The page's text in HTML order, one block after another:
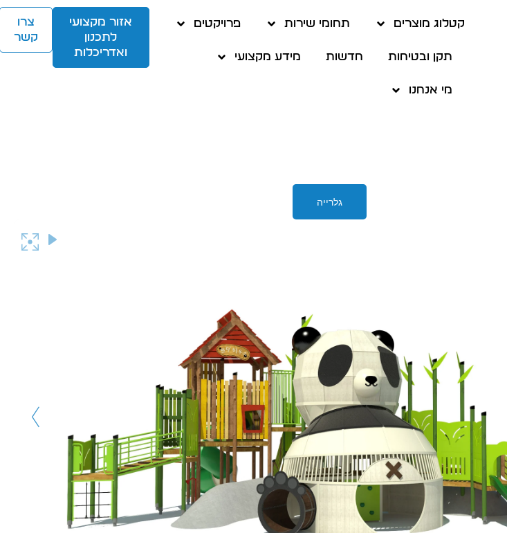
קטלוג מוצרים תחומי שירות פרויקטים
תקן ובטיחות חדשות מידע מקצועי
מי אנחנו
אזור מקצועי
לתכנון
ואדריכלות
צרו
קשר
גלרייה